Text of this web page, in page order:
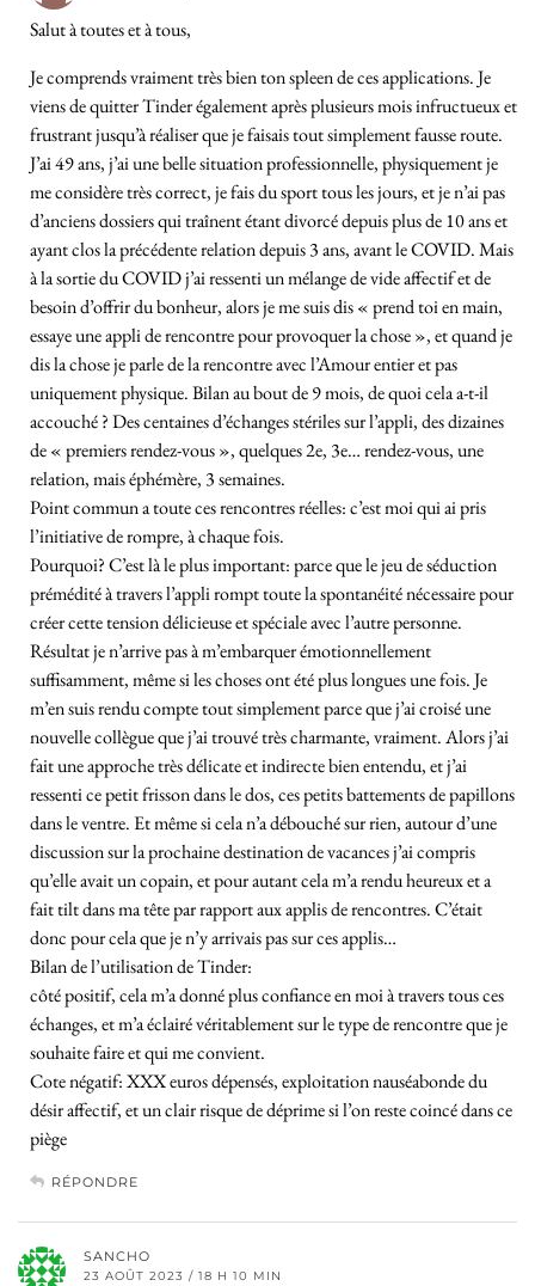
Salut à toutes et à tous,
Je comprends vraiment très bien ton spleen de ces applications. Je
viens de quitter Tinder également après plusieurs mois infructueux et
frustrant jusqu’à réaliser que je faisais tout simplement fausse route.
J’ai 49 ans, j’ai une belle situation professionnelle, physiquement je
me considère très correct, je fais du sport tous les jours, et je n’ai pas
d’anciens dossiers qui traînent étant divorcé depuis plus de 10 ans et
ayant clos la précédente relation depuis 3 ans, avant le COVID. Mais
à la sortie du COVID j’ai ressenti un mélange de vide affectif et de
besoin d’offrir du bonheur, alors je me suis dis « prend toi en main,
essaye une appli de rencontre pour provoquer la chose », et quand je
dis la chose je parle de la rencontre avec l’Amour entier et pas
uniquement physique. Bilan au bout de 9 mois, de quoi cela a-t-il
accouché ? Des centaines d’échanges stériles sur l’appli, des dizaines
de « premiers rendez-vous », quelques 2e, 3e… rendez-vous, une
relation, mais éphémère, 3 semaines.
Point commun a toute ces rencontres réelles: c’est moi qui ai pris
l’initiative de rompre, à chaque fois.
Pourquoi? C’est là le plus important: parce que le jeu de séduction
prémédité à travers l’appli rompt toute la spontanéité nécessaire pour
créer cette tension délicieuse et spéciale avec l’autre personne.
Résultat je n’arrive pas à m’embarquer émotionnellement
suffisamment, même si les choses ont été plus longues une fois. Je
m’en suis rendu compte tout simplement parce que j’ai croisé une
nouvelle collègue que j’ai trouvé très charmante, vraiment. Alors j’ai
fait une approche très délicate et indirecte bien entendu, et j’ai
ressenti ce petit frisson dans le dos, ces petits battements de papillons
dans le ventre. Et même si cela n’a débouché sur rien, autour d’une
discussion sur la prochaine destination de vacances j’ai compris
qu’elle avait un copain, et pour autant cela m’a rendu heureux et a
fait tilt dans ma tête par rapport aux applis de rencontres. C’était
donc pour cela que je n’y arrivais pas sur ces applis…
Bilan de l’utilisation de Tinder:
côté positif, cela m’a donné plus confiance en moi à travers tous ces
échanges, et m’a éclairé véritablement sur le type de rencontre que je
souhaite faire et qui me convient.
Cote négatif: XXX euros dépensés, exploitation nauséabonde du
désir affectif, et un clair risque de déprime si l’on reste coincé dans ce
piège
RÉPONDRE
SANCHO
23 AOÛT 2023 / 18 H 10 MIN